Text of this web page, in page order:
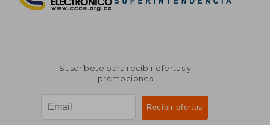
Suscríbete para recibir ofertas y
promociones